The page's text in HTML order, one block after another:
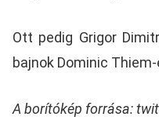
Ott pedig Grigor
bajnok Dominic
A borítókép forrása: